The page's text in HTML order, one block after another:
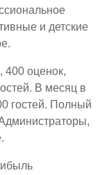
и детские
400 оценок,
В месяц в
гостей. Полный